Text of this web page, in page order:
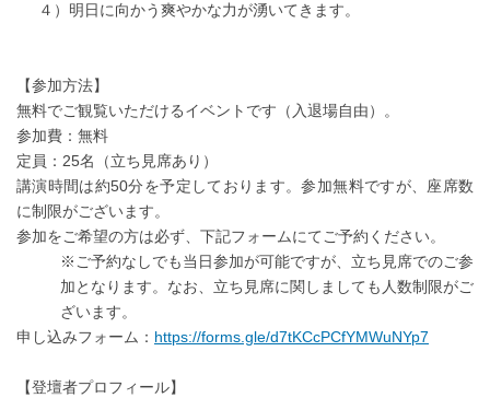
４）明日に向かう爽やかな力が湧いてきます。
【参加方法】
無料でご観覧いただけるイベントです（入退場自由）。
参加費：無料
定員：25名（立ち見席あり）
講演時間は約50分を予定しております。参加無料ですが、座席数
に制限がございます。
参加をご希望の方は必ず、下記フォームにてご予約ください。
※ご予約なしでも当日参加が可能ですが、立ち見席でのご参
加となります。なお、立ち見席に関しましても人数制限がご
ざいます。
申し込みフォーム： https://forms.gle/d7tKCcPCfYMWuNYp7
【登壇者プロフィール】